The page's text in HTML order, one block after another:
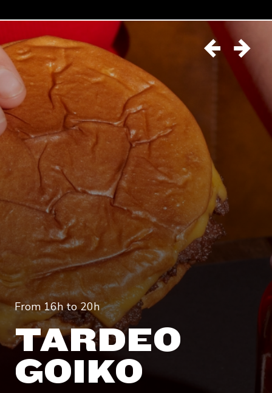
From 16h to 20h
TARDEO
GOIKO